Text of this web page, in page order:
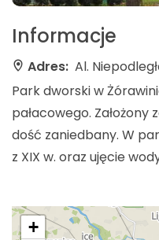
Informacje
Adres: Al.
Park dworski w
pałacowego. Założony
dość zaniedbany. W
z XIX w. oraz ujęcie
+